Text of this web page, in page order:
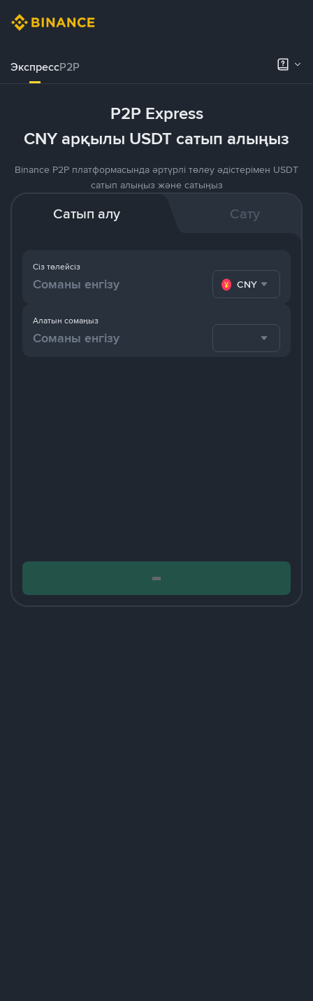
ЭкспрессP2P
P2P Express
CNY арқылы USDT сатып алыңыз
Binance P2P платформасында әртүрлі төлеу әдістерімен USDT
сатып алыңыз және сатыңыз
Сатып алу Сату
Сіз төлейсіз
CNY
Алатын сомаңыз